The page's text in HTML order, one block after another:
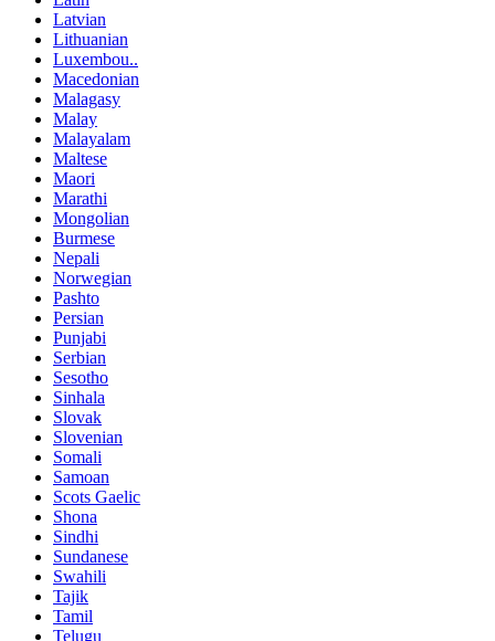
Latvian
Lithuanian
Luxembou..
Macedonian
Malagasy
Malay
Malayalam
Maltese
Maori
Marathi
Mongolian
Burmese
Nepali
Norwegian
Pashto
Persian
Punjabi
Serbian
Sesotho
Sinhala
Slovak
Slovenian
Somali
Samoan
Scots Gaelic
Shona
Sindhi
Sundanese
Swahili
Tajik
Tamil
Telugu